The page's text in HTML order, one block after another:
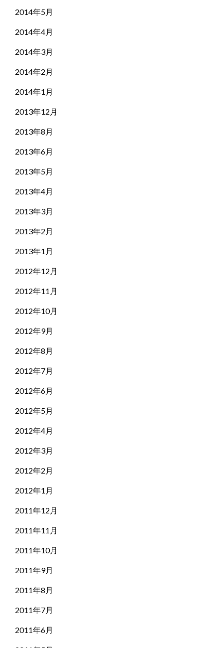
2014年5月
2014年4月
2014年3月
2014年2月
2014年1月
2013年12月
2013年8月
2013年6月
2013年5月
2013年4月
2013年3月
2013年2月
2013年1月
2012年12月
2012年11月
2012年10月
2012年9月
2012年8月
2012年7月
2012年6月
2012年5月
2012年4月
2012年3月
2012年2月
2012年1月
2011年12月
2011年11月
2011年10月
2011年9月
2011年8月
2011年7月
2011年6月